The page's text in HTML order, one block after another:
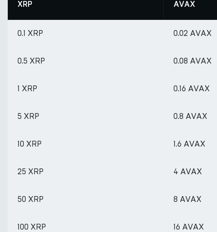
XRP AVAX
0.1 XRP 0.02 AVAX
0.5 XRP 0.08 AVAX
1 XRP 0.16 AVAX
5 XRP 0.8 AVAX
10 XRP 1.6 AVAX
25 XRP 4 AVAX
50 XRP 8 AVAX
100 XRP 16 AVAX